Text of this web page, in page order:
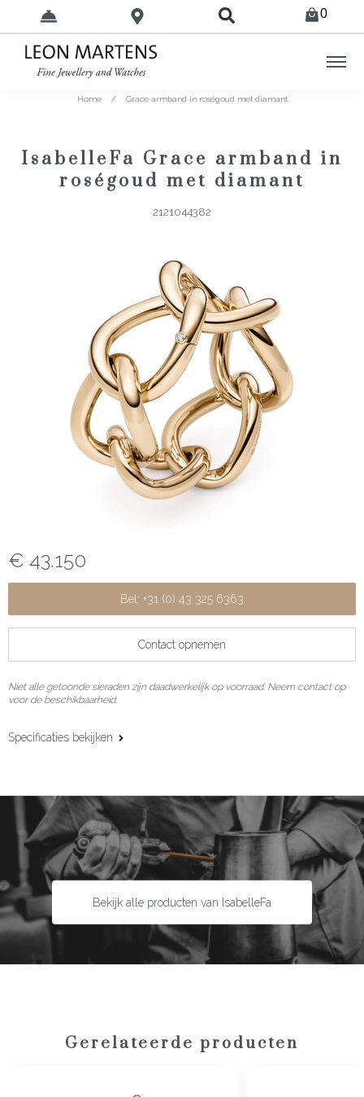
0
Home / Grace armband in roségoud met diamant
IsabelleFa Grace armband in
roségoud met diamant
2121044382
€ 43.150
Bel: +31 (0) 43 325 6363
Contact opnemen
Niet alle getoonde sieraden zijn daadwerkelijk op voorraad. Neem contact op
voor de beschikbaarheid.
Specificaties bekijken
Edelsteen:
Diamant
Slijpvorm:
Briljant
Steengewicht:
0,12 ct
Maat:
Bekijk alle producten van IsabelleFa
Gerelateerde producten